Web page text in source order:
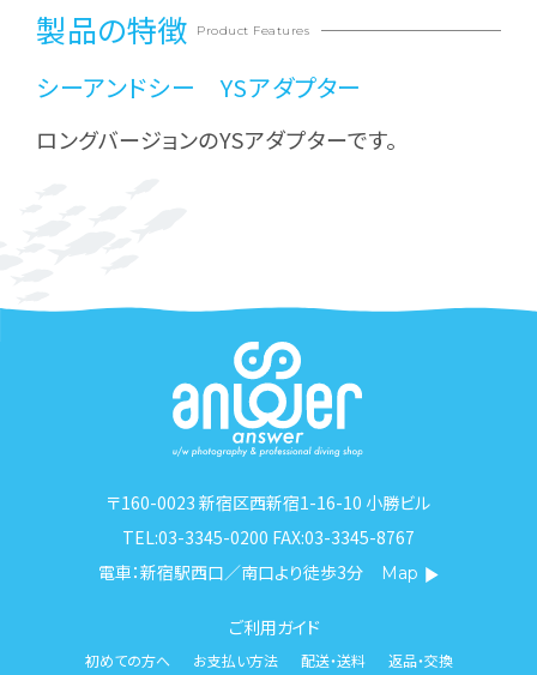
製品の特徴 Product Features
シーアンドシー YSアダプター
ロングバージョンのYSアダプターです。
〒160-0023 新宿区西新宿1-16-10 小勝ビル
TEL:03-3345-0200 FAX:03-3345-8767
電車：新宿駅西口／南口より徒歩3分
Map
ご利用ガイド
初めての方へ お支払い方法 配送・送料 返品・交換